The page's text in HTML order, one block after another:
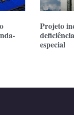
Projeto
especial